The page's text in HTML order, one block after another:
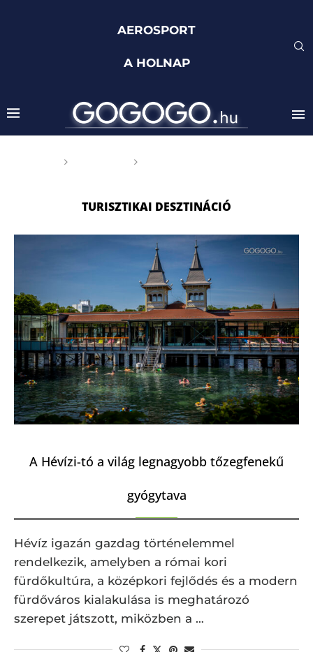
AEROSPORT
A HOLNAP
TURISZTIKAI DESZTINÁCIÓ
A Hévízi-tó a világ legnagyobb tőzegfenekű
gyógytava
Hévíz igazán gazdag történelemmel
rendelkezik, amelyben a római kori
fürdőkultúra, a középkori fejlődés és a modern
fürdőváros kialakulása is meghatározó
szerepet játszott, miközben a …